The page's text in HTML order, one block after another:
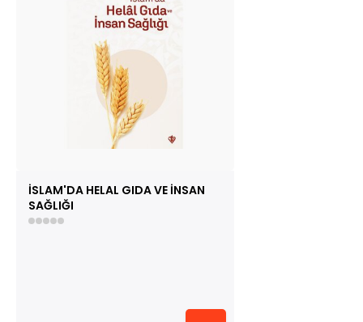
İSLAM'DA HELAL GIDA VE İNSAN
SAĞLIĞI